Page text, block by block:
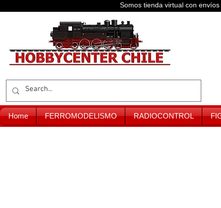
Somos tienda virtual con
Home FERROMODELISMO RADIOCONTROL